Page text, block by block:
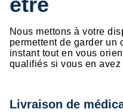
Nous mettons à votre
permettent de garder
instant tout en vous
qualifiés si vous en avez
Livraison de